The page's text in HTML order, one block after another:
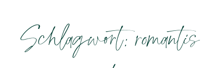
Schlagwort: romantis